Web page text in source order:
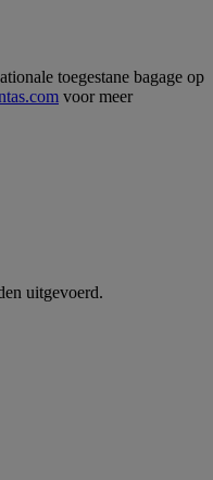
toegestane bagage op
voor meer
uitgevoerd.